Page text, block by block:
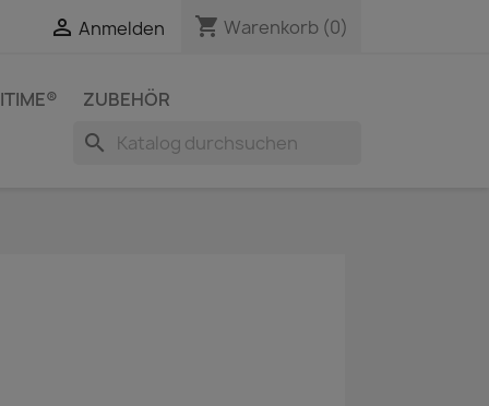
 Anmelden shopping_cart Warenkorb (0)
ZUBEHÖR
search